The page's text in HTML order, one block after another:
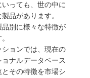
いっても、世の中に
品があります。
品別に様々な特徴が
ションでは、現在の
ョナルデータベース
とその特徴を市場シ